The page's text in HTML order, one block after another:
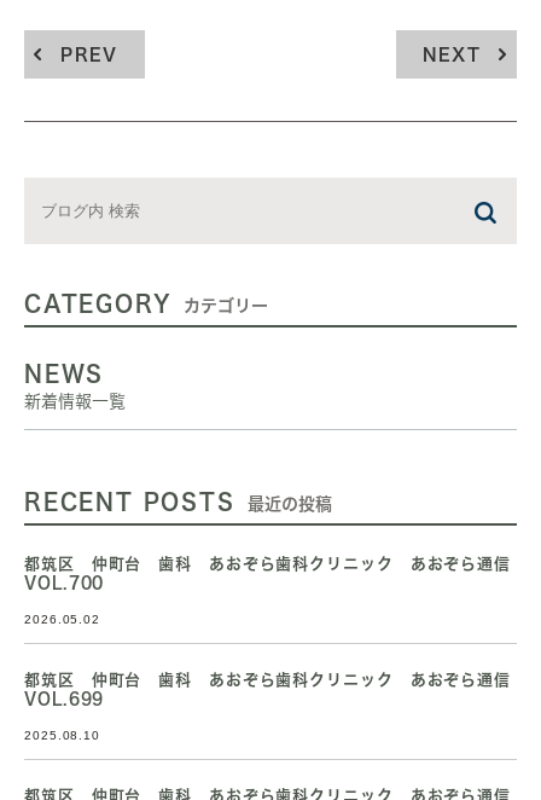
PREV NEXT
CATEGORY カテゴリー
NEWS
新着情報一覧
RECENT POSTS 最近の投稿
都筑区 仲町台 歯科 あおぞら歯科クリニック あおぞら通信
VOL.700
2026.05.02
都筑区 仲町台 歯科 あおぞら歯科クリニック あおぞら通信
VOL.699
2025.08.10
都筑区 仲町台 歯科 あおぞら歯科クリニック あおぞら通信